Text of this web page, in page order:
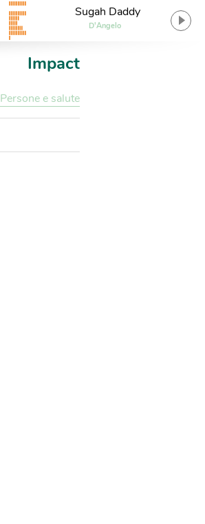
Sugah Daddy
D'Angelo
Impact
Persone e salute